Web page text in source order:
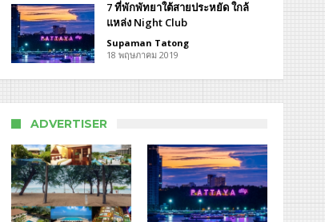
7 ที่พักพัทยาใต้สายประหยัด ใกล้
แหล่ง Night Club
Supaman Tatong
18 พฤษภาคม 2019
ADVERTISER